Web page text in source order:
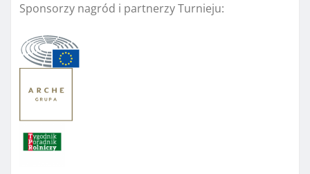
Sponsorzy nagród i partnerzy Turnieju: